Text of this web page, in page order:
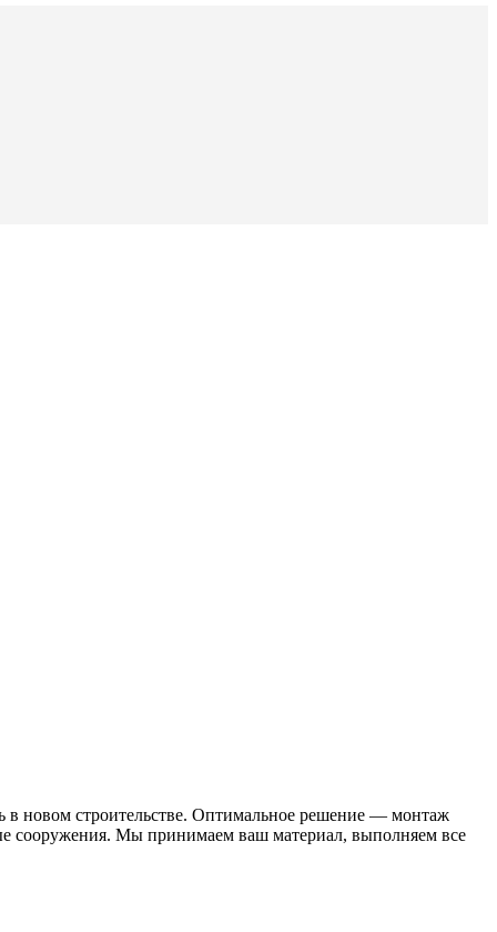
в новом строительстве. Оптимальное решение — монтаж
сооружения. Мы принимаем ваш материал, выполняем все